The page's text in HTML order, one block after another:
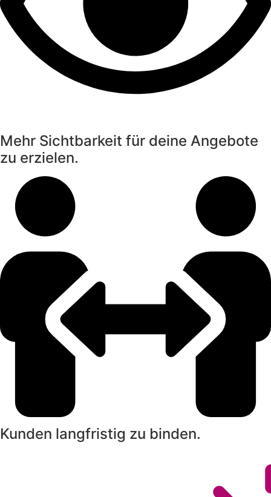
Mehr Sichtbarkeit für deine Angebote
zu erzielen.
Kunden langfristig zu binden.